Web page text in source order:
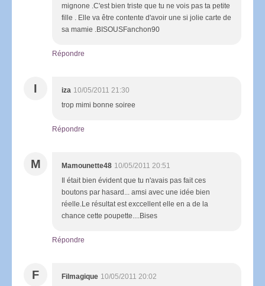
mignone .C'est bien triste que tu ne vois pas ta petite
fille . Elle va être contente d'avoir une si jolie carte de
sa mamie .BISOUSFanchon90
Répondre
I iza 10/05/2011 21:30
trop mimi bonne soiree
Répondre
M Mamounette48 10/05/2011 20:51
Il était bien évident que tu n'avais pas fait ces
boutons par hasard... amsi avec une idée bien
réelle.Le résultat est exccellent elle en a de la
chance cette poupette....Bises
Répondre
F Filmagique 10/05/2011 20:02